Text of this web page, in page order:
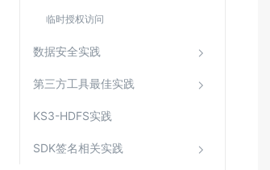
临时授权访问
数据安全实践
第三方工具最佳实践
KS3-HDFS实践
SDK签名相关实践
合规性
资质认证